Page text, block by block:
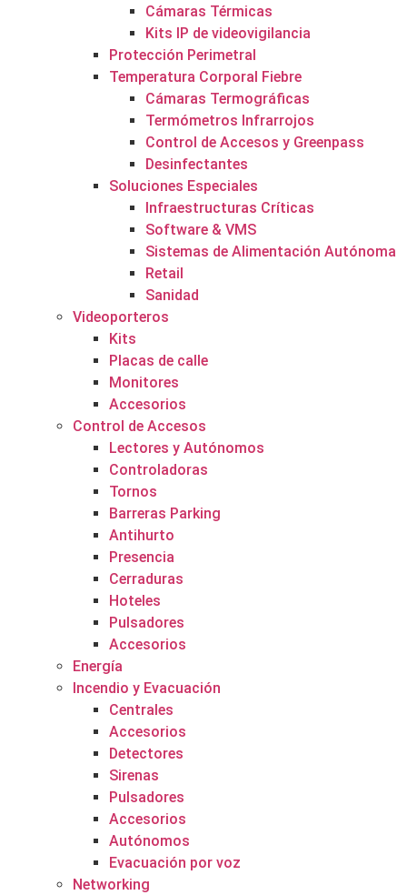
Cámaras Térmicas
Kits IP de videovigilancia
Protección Perimetral
Temperatura Corporal Fiebre
Cámaras Termográficas
Termómetros Infrarrojos
Control de Accesos y Greenpass
Desinfectantes
Soluciones Especiales
Infraestructuras Críticas
Software & VMS
Sistemas de Alimentación Autónoma
Retail
Sanidad
Videoporteros
Kits
Placas de calle
Monitores
Accesorios
Control de Accesos
Lectores y Autónomos
Controladoras
Tornos
Barreras Parking
Antihurto
Presencia
Cerraduras
Hoteles
Pulsadores
Accesorios
Energía
Incendio y Evacuación
Centrales
Accesorios
Detectores
Sirenas
Pulsadores
Accesorios
Autónomos
Evacuación por voz
Networking